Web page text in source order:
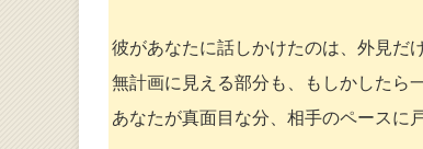
彼があなたに話しかけたのは、外見だ
無計画に見える部分も、もしかしたら
あなたが真面目な分、相手のペースに